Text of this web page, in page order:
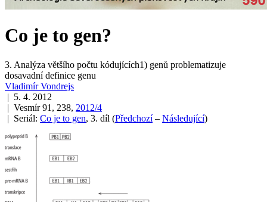
Co je to gen?
3. Analýza většího počtu kódujících1) genů problematizuje
dosavadní definice genu
Vladimír Vondrejs
| 5. 4. 2012
| Vesmír 91, 238, 2012/4
| Seriál: Co je to gen, 3. díl (Předchozí– Následující)